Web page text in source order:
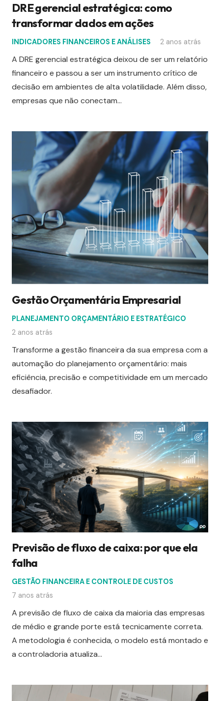
DRE gerencial estratégica: como
transformar dados em ações
INDICADORES FINANCEIROS E ANÁLISES 2 anos atrás
A DRE gerencial estratégica deixou de ser um relatório
financeiro e passou a ser um instrumento crítico de
decisão em ambientes de alta volatilidade. Além disso,
empresas que não conectam…
Gestão Orçamentária Empresarial
PLANEJAMENTO ORÇAMENTÁRIO E ESTRATÉGICO
2 anos atrás
Transforme a gestão financeira da sua empresa com a
automação do planejamento orçamentário: mais
eficiência, precisão e competitividade em um mercado
desafiador.
Previsão de fluxo de caixa: por que ela
falha
GESTÃO FINANCEIRA E CONTROLE DE CUSTOS
7 anos atrás
A previsão de fluxo de caixa da maioria das empresas
de médio e grande porte está tecnicamente correta.
A metodologia é conhecida, o modelo está montado e
a controladoria atualiza…